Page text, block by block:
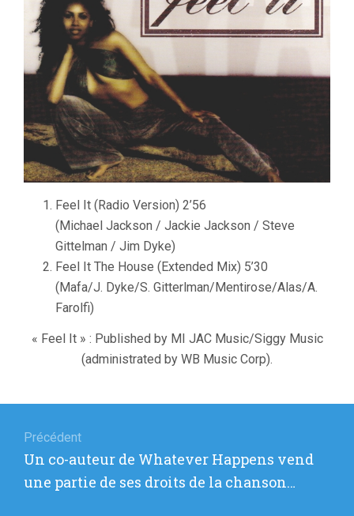
Feel It (Radio Version) 2’56
(Michael Jackson / Jackie Jackson / Steve
Gittelman / Jim Dyke)
Feel It The House (Extended Mix) 5’30
(Mafa/J. Dyke/S. Gitterlman/Mentirose/Alas/A.
Farolfi)
« Feel It » : Published by MI JAC Music/Siggy Music
(administrated by WB Music Corp).
de
l’article
Précédent
Article
précédent
Un co-auteur de Whatever Happens vend
une partie de ses droits de la chanson…